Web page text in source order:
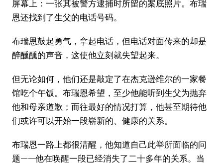
屏幕上：一张其被警方逮捕时所留的案底照片。布瑞
恩还找到了生父的电话号码。
布瑞恩鼓起勇气，拿起电话，但电话对面传来的却是
醉醺醺的声音，这使他立刻就失望起来。
但无论如何，他们还是敲定了在杰克逊维尔的一家餐
馆吃个午饭。布瑞恩希望，至少他能听到生父为抛弃
他和母亲道歉；而往最好的情况打算，他甚至期待他
们或许可以开始一段崭新的、健康的关系。
布瑞恩一路上都很清醒，他知道自己此举所面临的问
题——他在唤醒一段已经消失了二十多年的关系。当